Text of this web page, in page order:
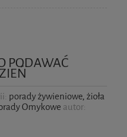
PODAWAĆ
porady żywieniowe, żioła
Omykowe autor: